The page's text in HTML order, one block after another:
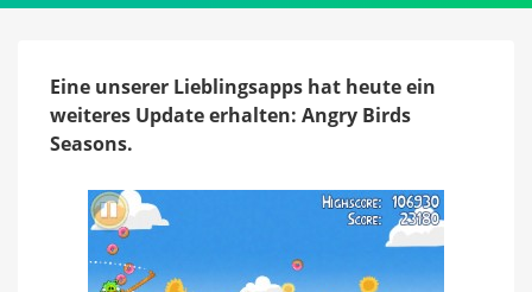
Seasons
Eine unserer Lieblingsapps hat heute ein
weiteres Update erhalten: Angry Birds
Seasons.